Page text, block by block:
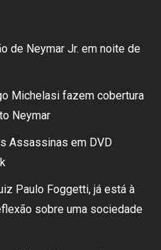
de Neymar Jr. em noite de
Michelasi fazem cobertura
Neymar
Assassinas em DVD
Paulo Foggetti, já está à
sobre uma sociedade